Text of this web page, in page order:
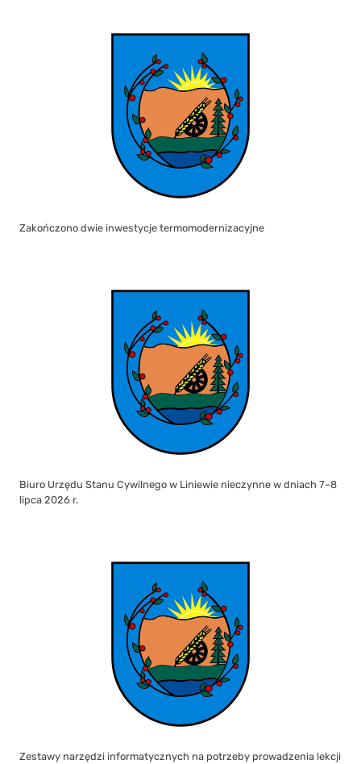
Zakończono dwie inwestycje termomodernizacyjne
Biuro Urzędu Stanu Cywilnego w Liniewie nieczynne w dniach 7–8
lipca 2026 r.
Zestawy narzędzi informatycznych na potrzeby prowadzenia lekcji